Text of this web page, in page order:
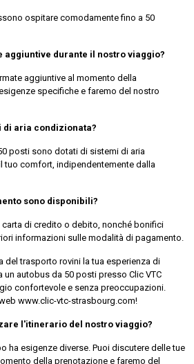
ospitare comodamente fino a 50
aggiuntive durante il nostro viaggio?
aggiuntive al momento della
specifiche e faremo del nostro
di aria condizionata?
posti sono dotati di sistemi di aria
tuo comfort, indipendentemente dalla
sono disponibili?
di credito o debito, nonché bonifici
informazioni sulle modalità di pagamento.
del trasporto rovini la tua esperienza di
un autobus da 50 posti presso Clic VTC
confortevole e senza preoccupazioni.
www.clic-vtc-strasbourg.com!
l'itinerario del nostro viaggio?
ha esigenze diverse. Puoi discutere delle tue
della prenotazione e faremo del